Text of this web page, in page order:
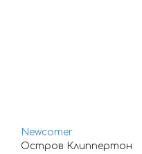
Newcomer
Остров Клиппертон